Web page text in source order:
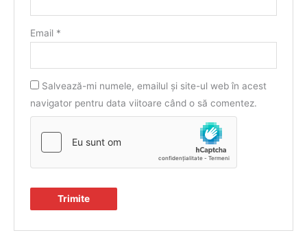
Email *
Salvează-mi numele, emailul și site-ul web în acest
navigator pentru data viitoare când o să comentez.